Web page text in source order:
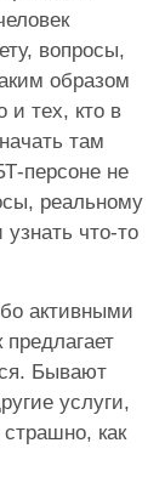
вопросы,
образом
и тех, кто в
там
персоне не
реальному
узнать что-то
активными
Бывают
услуги,
как